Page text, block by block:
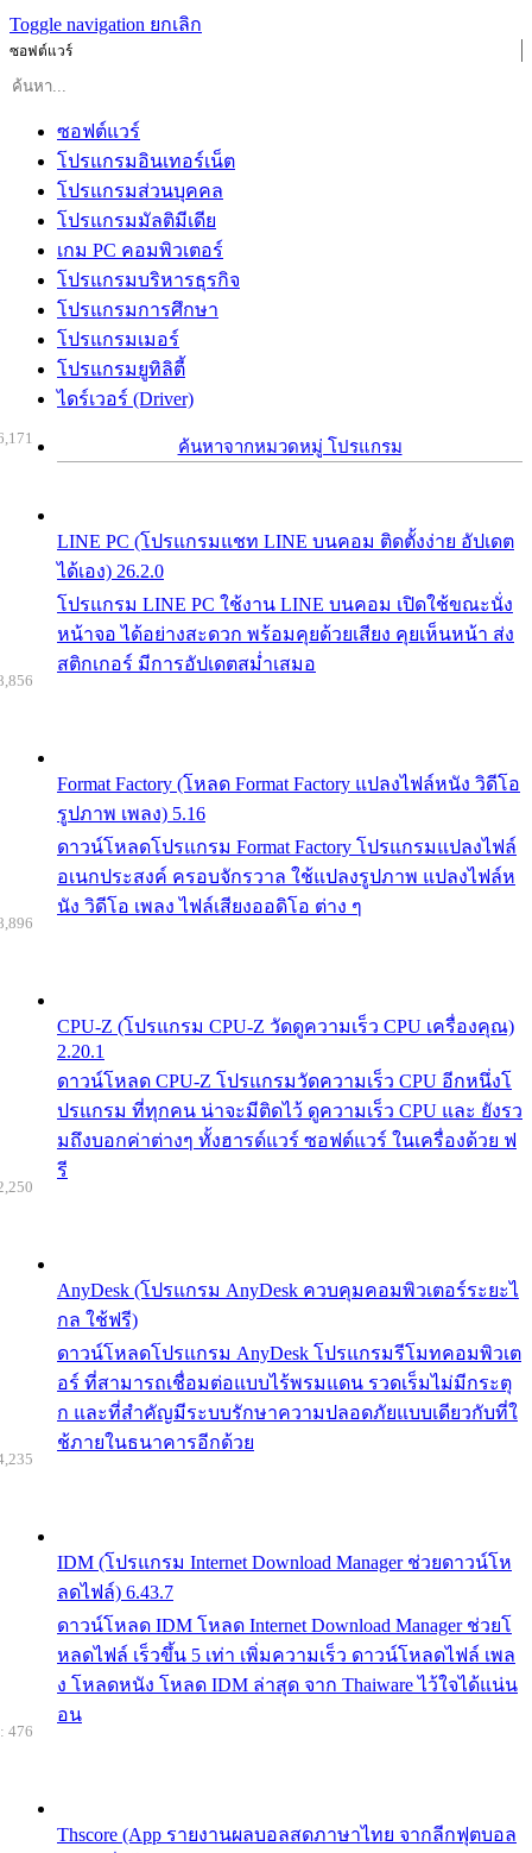
Toggle navigation ยกเลิก
ซอฟต์แวร์
ซอฟต์แวร์
โปรแกรมอินเทอร์เน็ต
โปรแกรมส่วนบุคคล
โปรแกรมมัลติมีเดีย
เกม PC คอมพิวเตอร์
โปรแกรมบริหารธุรกิจ
โปรแกรมการศึกษา
โปรแกรมเมอร์
โปรแกรมยูทิลิตี้
ไดร์เวอร์ (Driver)
ค้นหาจากหมวดหมู่ โปรแกรม
LINE PC (โปรแกรมแชท LINE บนคอม ติดตั้งง่าย อัปเดต
ได้เอง) 26.2.0
โปรแกรม LINE PC ใช้งาน LINE บนคอม เปิดใช้ขณะนั่ง
หน้าจอ ได้อย่างสะดวก พร้อมคุยด้วยเสียง คุยเห็นหน้า ส่ง
สติกเกอร์ มีการอัปเดตสม่ำเสมอ
Format Factory (โหลด Format Factory แปลงไฟล์หนัง วิดีโอ
รูปภาพ เพลง) 5.16
ดาวน์โหลดโปรแกรม Format Factory โปรแกรมแปลงไฟล์
อเนกประสงค์ ครอบจักรวาล ใช้แปลงรูปภาพ แปลงไฟล์ห
นัง วิดีโอ เพลง ไฟล์เสียงออดิโอ ต่าง ๆ
CPU-Z (โปรแกรม CPU-Z วัดดูความเร็ว CPU เครื่องคุณ)
2.20.1
ดาวน์โหลด CPU-Z โปรแกรมวัดความเร็ว CPU อีกหนึ่งโ
ปรแกรม ที่ทุกคน น่าจะมีติดไว้ ดูความเร็ว CPU และ ยังรว
มถึงบอกค่าต่างๆ ทั้งฮารด์แวร์ ซอฟต์แวร์ ในเครื่องด้วย ฟ
รี
AnyDesk (โปรแกรม AnyDesk ควบคุมคอมพิวเตอร์ระยะไ
กล ใช้ฟรี)
ดาวน์โหลดโปรแกรม AnyDesk โปรแกรมรีโมทคอมพิวเต
อร์ ที่สามารถเชื่อมต่อแบบไร้พรมแดน รวดเร็มไม่มีกระตุ
ก และที่สำคัญมีระบบรักษาความปลอดภัยแบบเดียวกับที่ใ
ช้ภายในธนาคารอีกด้วย
IDM (โปรแกรม Internet Download Manager ช่วยดาวน์โห
ลดไฟล์) 6.43.7
ดาวน์โหลด IDM โหลด Internet Download Manager ช่วยโ
หลดไฟล์ เร็วขึ้น 5 เท่า เพิ่มความเร็ว ดาวน์โหลดไฟล์ เพล
ง โหลดหนัง โหลด IDM ล่าสุด จาก Thaiware ไว้ใจได้แน่น
อน
Thscore (App รายงานผลบอลสดภาษาไทย จากลีกฟุตบอล
476